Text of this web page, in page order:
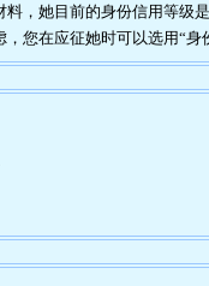
料，她目前的身份信用等级
您在应征她时可以选用“身